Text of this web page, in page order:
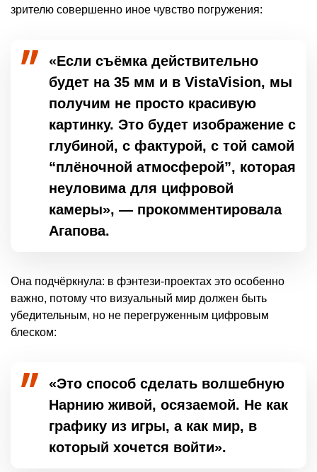
зрителю совершенно иное чувство погружения:
«Если съёмка действительно
будет на 35 мм и в VistaVision, мы
получим не просто красивую
картинку. Это будет изображение с
глубиной, с фактурой, с той самой
“плёночной атмосферой”, которая
неуловима для цифровой
камеры», — прокомментировала
Агапова.
Она подчёркнула: в фэнтези-проектах это особенно
важно, потому что визуальный мир должен быть
убедительным, но не перегруженным цифровым
блеском:
«Это способ сделать волшебную
Нарнию живой, осязаемой. Не как
графику из игры, а как мир, в
который хочется войти».